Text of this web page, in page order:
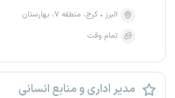
البرز
کرج، منطقه ۷، بهارستان
تمام وقت
مدیر اداری و منابع انسانی